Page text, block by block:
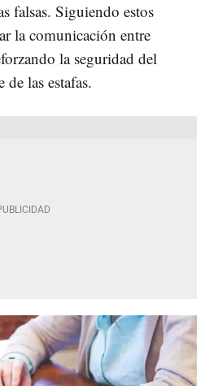
falsas. Siguiendo estos
la comunicación entre
la seguridad del
de las estafas.